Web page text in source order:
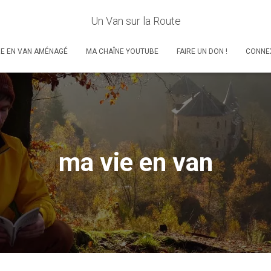
Un Van sur la Route
EN VAN AMÉNAGÉ MA CHAÎNE YOUTUBE FAIRE UN DON !
ma vie en van